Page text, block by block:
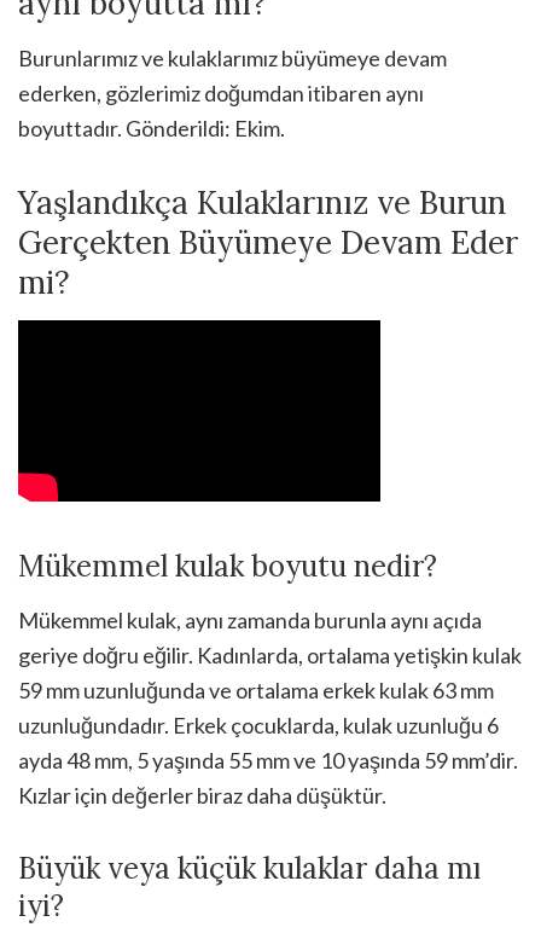
Burunlarımız ve kulaklarımız büyümeye devam
ederken, gözlerimiz doğumdan itibaren aynı
boyuttadır. Gönderildi: Ekim.
Yaşlandıkça Kulaklarınız ve Burun
Gerçekten Büyümeye Devam Eder
mi?
Mükemmel kulak boyutu nedir?
Mükemmel kulak, aynı zamanda burunla aynı açıda
geriye doğru eğilir. Kadınlarda, ortalama yetişkin kulak
59 mm uzunluğunda ve ortalama erkek kulak 63 mm
uzunluğundadır. Erkek çocuklarda, kulak uzunluğu 6
ayda 48 mm, 5 yaşında 55 mm ve 10 yaşında 59 mm’dir.
Kızlar için değerler biraz daha düşüktür.
Büyük veya küçük kulaklar daha mı
iyi?